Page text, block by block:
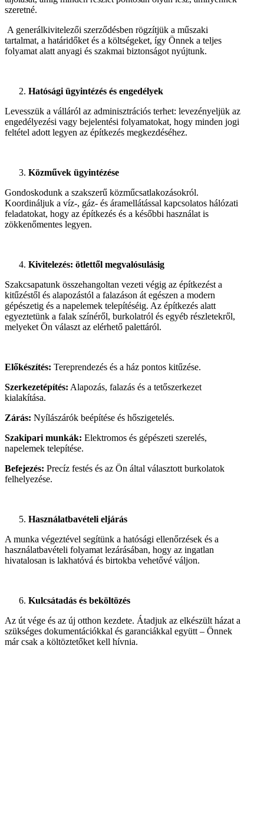
szeretné.
A generálkivitelezői szerződésben rögzítjük a műszaki
tartalmat, a határidőket és a költségeket, így Önnek a teljes
folyamat alatt anyagi és szakmai biztonságot nyújtunk.
Hatósági ügyintézés és engedélyek
Levesszük a válláról az adminisztrációs terhet: levezényeljük az
engedélyezési vagy bejelentési folyamatokat, hogy minden jogi
feltétel adott legyen az építkezés megkezdéséhez.
Közművek ügyintézése
Gondoskodunk a szakszerű közműcsatlakozásokról.
Koordináljuk a víz-, gáz- és áramellátással kapcsolatos hálózati
feladatokat, hogy az építkezés és a későbbi használat is
zökkenőmentes legyen.
Kivitelezés: ötlettől megvalósulásig
Szakcsapatunk összehangoltan vezeti végig az építkezést a
kitűzéstől és alapozástól a falazáson át egészen a modern
gépészetig és a napelemek telepítéséig. Az építkezés alatt
egyeztetünk a falak színéről, burkolatról és egyéb részletekről,
melyeket Ön választ az elérhető palettáról.
Előkészítés: Tereprendezés és a ház pontos kitűzése.
Szerkezetépítés: Alapozás, falazás és a tetőszerkezet
kialakítása.
Zárás: Nyílászárók beépítése és hőszigetelés.
Szakipari munkák: Elektromos és gépészeti szerelés,
napelemek telepítése.
Befejezés: Precíz festés és az Ön által választott burkolatok
felhelyezése.
Használatbavételi eljárás
A munka végeztével segítünk a hatósági ellenőrzések és a
használatbavételi folyamat lezárásában, hogy az ingatlan
hivatalosan is lakhatóvá és birtokba vehetővé váljon.
Kulcsátadás és beköltözés
Az út vége és az új otthon kezdete. Átadjuk az elkészült házat a
szükséges dokumentációkkal és garanciákkal együtt – Önnek
már csak a költöztetőket kell hívnia.